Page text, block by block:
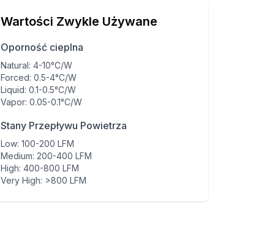
Wartości Zwykle Używane
Oporność cieplna
Natural:4-10°C/W
Forced:0.5-4°C/W
Liquid:0.1-0.5°C/W
Vapor:0.05-0.1°C/W
Stany Przepływu Powietrza
Low:100-200 LFM
Medium: 200-400 LFM
High:400-800 LFM
Very High: >800 LFM